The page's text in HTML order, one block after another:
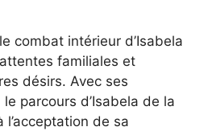
combat intérieur d’Isabela
familiales et
désirs. Avec ses
parcours d’Isabela de la
l’acceptation de sa